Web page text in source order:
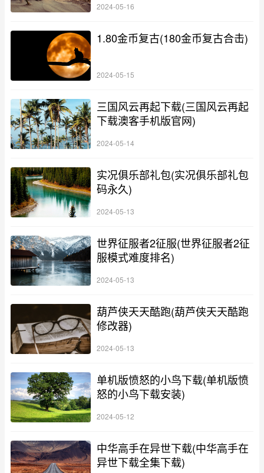
2024-05-16
1.80金币复古(180金币复古合击)
2024-05-15
三国风云再起下载(三国风云再起
下载澳客手机版官网)
2024-05-14
实况俱乐部礼包(实况俱乐部礼包
码永久)
2024-05-13
世界征服者2征服(世界征服者2征
服模式难度排名)
2024-05-13
葫芦侠天天酷跑(葫芦侠天天酷跑
修改器)
2024-05-13
单机版愤怒的小鸟下载(单机版愤
怒的小鸟下载安装)
2024-05-12
中华高手在异世下载(中华高手在
异世下载全集下载)